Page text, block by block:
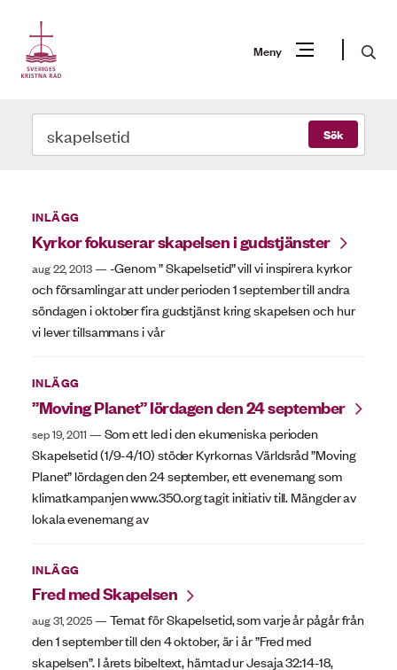
innehåll
Meny Sök
Sök
letar
Sök
för:
skapelsetid
INLÄGG
Kyrkor fokuserar skapelsen i gudstjänster
aug 22, 2013
-Genom ” Skapelsetid” vill vi inspirera kyrkor
och församlingar att under perioden 1 september till andra
söndagen i oktober fira gudstjänst kring skapelsen och hur
vi lever tillsammans i vår
INLÄGG
”Moving Planet” lördagen den 24 september
sep 19, 2011
Som ett led i den ekumeniska perioden
Skapelsetid (1/9-4/10) stöder Kyrkornas Världsråd ”Moving
Planet” lördagen den 24 september, ett evenemang som
klimatkampanjen www.350.org tagit initiativ till. Mängder av
lokala evenemang av
INLÄGG
Fred med Skapelsen
aug 31, 2025
Temat för Skapelsetid, som varje år pågår från
den 1 september till den 4 oktober, är i år ”Fred med
skapelsen”. I årets bibeltext, hämtad ur Jesaja 32:14-18,